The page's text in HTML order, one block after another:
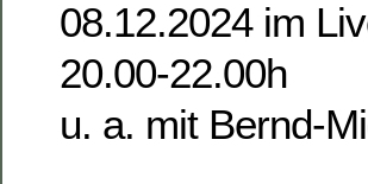
08.12.2024 im
20.00-22.00h
u. a. mit Bernd-